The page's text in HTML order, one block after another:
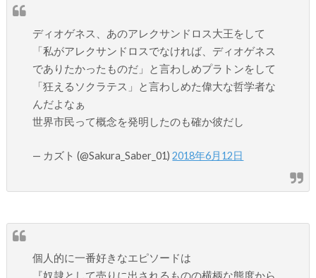
ディオゲネス、あのアレクサンドロス大王をして
「私がアレクサンドロスでなければ、ディオゲネス
でありたかったものだ」と言わしめプラトンをして
「狂えるソクラテス」と言わしめた偉大な哲学者な
んだよなぁ
世界市民って概念を発明したのも確か彼だし
— カズト (@Sakura_Saber_01)2018年6月12日
個人的に一番好きなエピソードは
『奴隷として売りに出されるものの横柄な態度から